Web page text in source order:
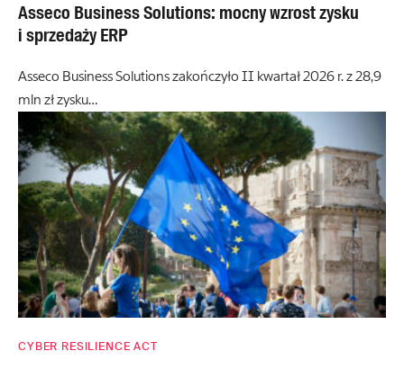
Asseco Business Solutions: mocny wzrost zysku
i sprzedaży ERP
Asseco Business Solutions zakończyło II kwartał 2026 r. z 28,9
mln zł zysku…
CYBER RESILIENCE ACT